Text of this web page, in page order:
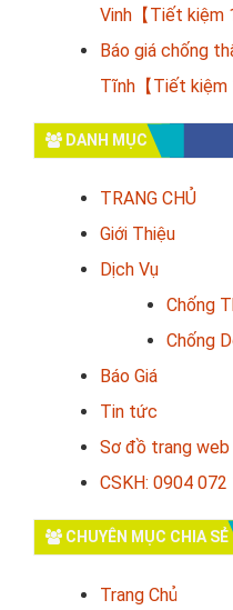
Vinh【Tiết kiệm
Báo giá chống
Tĩnh【Tiết kiệm
DANH MỤC
TRANG CHỦ
Giới Thiệu
Dịch Vụ
Chống
Chống
Báo Giá
Tin tức
Sơ đồ trang web
CSKH: 0904 072
CHUYÊN MỤC CHIA SẺ
Trang Chủ